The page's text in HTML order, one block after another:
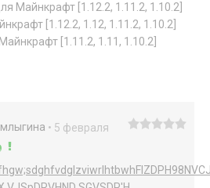
Майнкрафт [1.12.2, 1.11.2, 1.10.2]
[1.12.2, 1.12, 1.11.2, 1.10.2]
[1.11.2, 1.11, 1.10.2]
• 5 февраля